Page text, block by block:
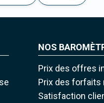
NOS
Prix des offres
Prix des forfaits
Satisfaction